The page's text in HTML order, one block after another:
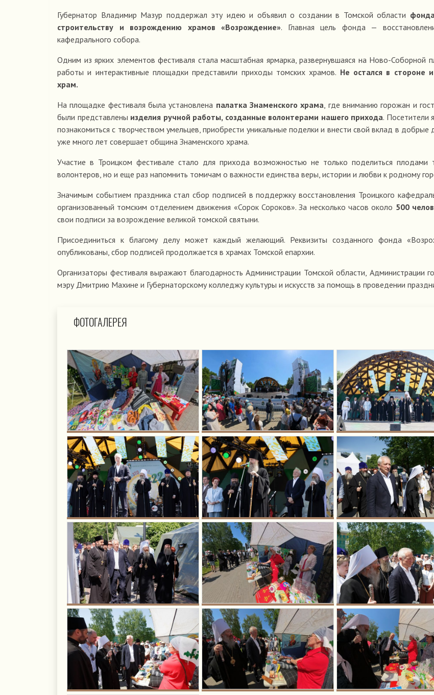
Губернатор Владимир Мазур поддержал эту идею и объявил о создании в Томской области
строительству и возрождению храмов «Возрождение». Главная цель фонда —
кафедрального собора.
Одним из ярких элементов фестиваля стала масштабная ярмарка, развернувшаяся на Ново-Соборной
работы и интерактивные площадки представили приходы томских храмов. Не остался в стороне
храм.
На площадке фестиваля была установлена палатка Знаменского храма , где вниманию горожан и
были представлены изделия ручной работы, созданные волонтерами нашего прихода. Посетители
познакомиться с творчеством умельцев, приобрести уникальные поделки и внести свой вклад в добрые
уже много лет совершает община Знаменского храма.
Участие в Троицком фестивале стало для прихода возможностью не только поделиться плодами
волонтеров, но и еще раз напомнить томичам о важности единства веры, истории и любви к родному
Значимым событием праздника стал сбор подписей в поддержку восстановления Троицкого
организованный томским отделением движения «Сорок Сороков». За несколько часов около 500
свои подписи за возрождение великой томской святыни.
Присоединиться к благому делу может каждый желающий. Реквизиты созданного фонда
опубликованы, сбор подписей продолжается в храмах Томской епархии.
Организаторы фестиваля выражают благодарность Администрации Томской области, Администрации
мэру Дмитрию Махине и Губернаторскому колледжу культуры и искусств за помощь в проведении
ФОТОГАЛЕРЕЯ